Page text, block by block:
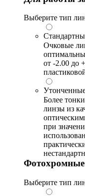
Выберите тип
Очковые
от -2.00 до
Более
линзы из
при
Фотохромные
Выберите тип